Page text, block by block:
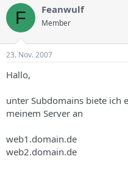
s
e
e
r
s
T
e
m
s
e
d
a
u
m
F Feanwulf
Member
23. Nov. 2007
Hallo,
unter Subdomains biete ich
meinem Server an
web1.domain.de
web2.domain.de